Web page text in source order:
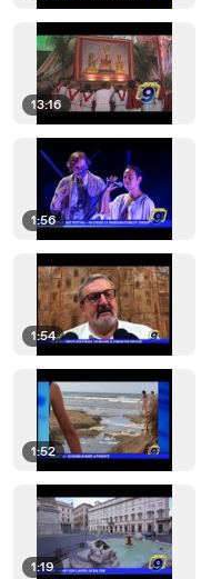
13:16
1:56
1:54
1:52
1:19